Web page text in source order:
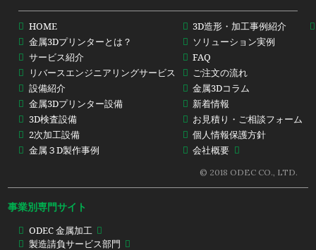
HOME
金属3Dプリンターとは？
サービス紹介
リバースエンジニアリングサービス
設備紹介
金属3Dプリンター設備
3D検査設備
2次加工設備
金属３D製作事例
3D造形・加工事例紹介
ソリューション実例
FAQ
ご注文の流れ
金属3Dコラム
新着情報
お見積り・ご相談フォーム
個人情報保護方針
会社概要
© 2018 ODEC CO., LTD.
事業別専門サイト
ODEC 金属加工
製造請負サービス部門